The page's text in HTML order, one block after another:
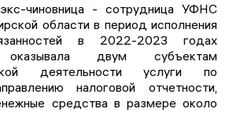
чиновница - сотрудница УФНС
области в период исполнения
в 2022-2023 годах
оказывала двум субъектам
деятельности услуги по
налоговой отчетности,
средства в размере около